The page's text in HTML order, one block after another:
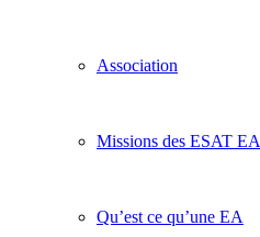
Association
Missions des ESAT EA
Qu’est ce qu’une EA